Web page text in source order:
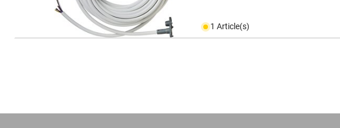
1 Article(s)